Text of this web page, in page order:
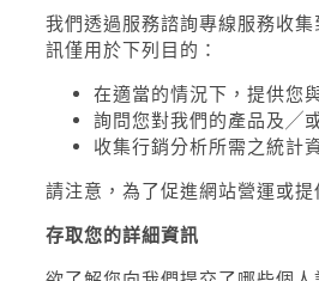
我們透過服務諮詢專線服務收
訊僅用於下列目的：
在適當的情況下，提供您
詢問您對我們的產品及╱
收集行銷分析所需之統計
請注意，為了促進網站營運或
存取您的詳細資訊